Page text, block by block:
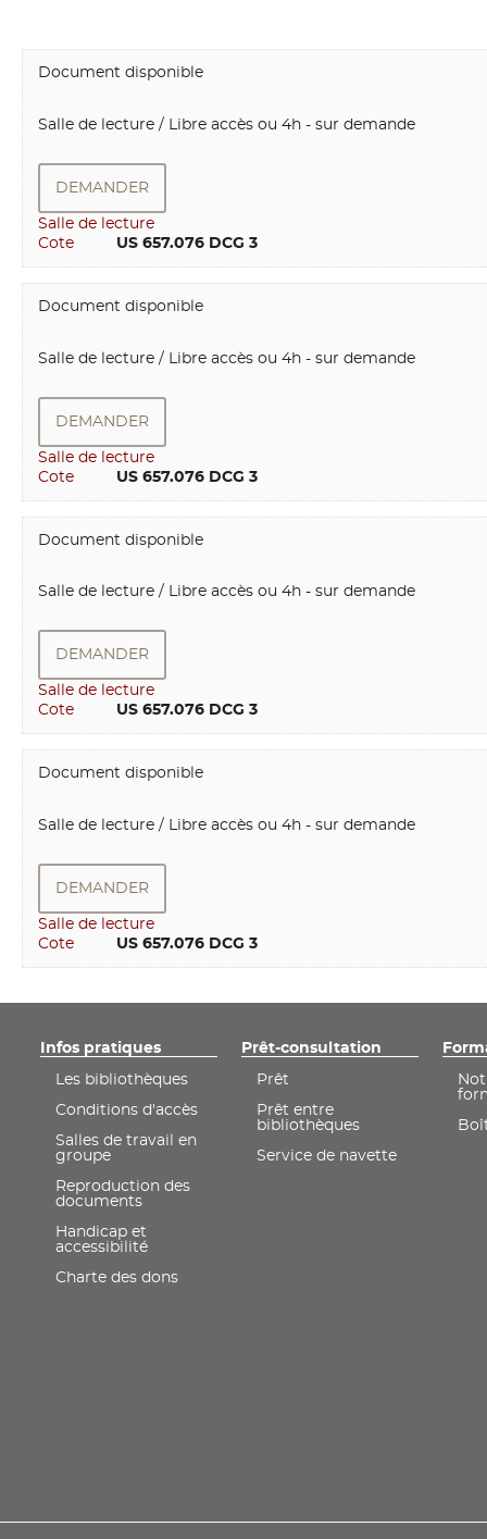
Document disponible
Salle de lecture / Libre accès ou 4h - sur demande
DEMANDER
Cote
Salle de lecture
        US 657.076 DCG 3
Document disponible
Salle de lecture / Libre accès ou 4h - sur demande
DEMANDER
Cote
Salle de lecture
        US 657.076 DCG 3
Document disponible
Salle de lecture / Libre accès ou 4h - sur demande
DEMANDER
Cote
Salle de lecture
        US 657.076 DCG 3
Document disponible
Salle de lecture / Libre accès ou 4h - sur demande
DEMANDER
Cote
Salle de lecture
        US 657.076 DCG 3
Infos pratiques
Les bibliothèques
Conditions d'accès
Salles de travail en
groupe
Reproduction des
documents
Handicap et
accessibilité
Charte des dons
Prêt-consultation
Prêt
Prêt entre
bibliothèques
Service de navette